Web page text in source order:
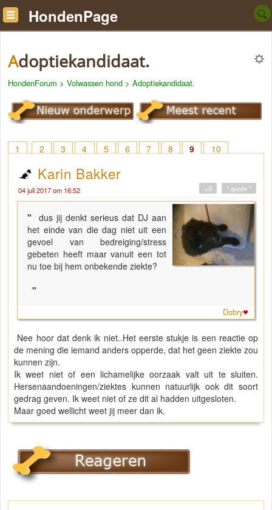
HondenPage
Adoptiekandidaat.
HondenForum > Volwassen hond > Adoptiekandidaat.
1 2 3 4 5 6 7 8 9 10
Karin Bakker
04 juli 2017 om 16:52 " quote "
+0
"
dus jij denkt serieus dat DJ aan
het einde van die dag niet uit een
gevoel van bedreiging/stress
gebeten heeft maar vanuit een tot
nu toe bij hem onbekende ziekte?
"
Dobry
Nee hoor dat denk ik niet..Het eerste stukje is een reactie op
de mening die iemand anders opperde, dat het geen ziekte zou
kunnen zijn.
Ik weet niet of een lichamelijke oorzaak valt uit te sluiten.
Hersenaandoeningen/ziektes kunnen natuurlijk ook dit soort
gedrag geven. Ik weet niet of ze dit al hadden uitgesloten.
Maar goed wellicht weet jij meer dan ik.